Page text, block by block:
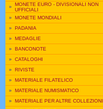
» MONETE EURO - DIVISIONALI NON
UFFICIALI
» MONETE MONDIALI
» PADANIA
» MEDAGLIE
» BANCONOTE
» CATALOGHI
» RIVISTE
» MATERIALE FILATELICO
» MATERIALE NUMISMATICO
» MATERIALE PER ALTRE COLLEZIONI